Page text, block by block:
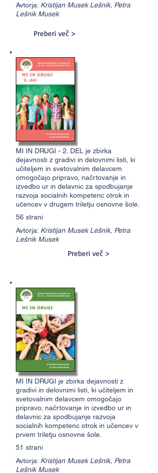
Avtorja: Kristijan Musek Lešnik, Petra
Lešnik Musek
Preberi več >
MI IN DRUGI - 2. DEL je zbirka
dejavnosti z gradivi in delovnimi listi, ki
učiteljem in svetovalnim delavcem
omogočajo pripravo, načrtovanje in
izvedbo ur in delavnic za spodbujanje
razvoja socialnih kompetenc otrok in
učencev v drugem triletju osnovne šole.
56 strani
Avtorja: Kristijan Musek Lešnik, Petra
Lešnik Musek
Preberi več >
MI IN DRUGI je zbirka dejavnosti z
gradivi in delovnimi listi, ki učiteljem in
svetovalnim delavcem omogočajo
pripravo, načrtovanje in izvedbo ur in
delavnic za spodbujanje razvoja
socialnih kompetenc otrok in učencev v
prvem triletju osnovne šole.
51 strani
Avtorja: Kristijan Musek Lešnik, Petra
Lešnik Musek